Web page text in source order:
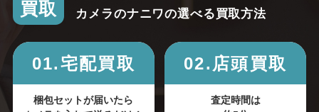
買取
カメラのナニワの選べる買取方法
01.宅配買取
梱包セットが届いたら
02.店頭買取
査定時間は